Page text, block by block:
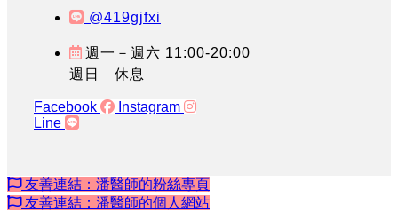
@419gjfxi
週一－週六 11:00-20:00
週日 休息
Facebook
Instagram
Line
友善連結：潘醫師的粉絲專頁
友善連結：潘醫師的個人網站